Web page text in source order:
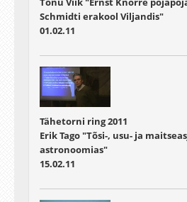
Schmidti erakool Viljandis"
01.02.11
Tähetorni ring 2011
Erik Tago "Tõsi-, usu- ja
astronoomias"
15.02.11